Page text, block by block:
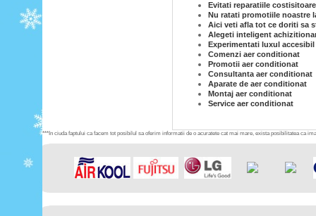
Evitati reparatiile
Nu ratati promotiile noastre
Aici veti afla tot ce doriti sa
Alegeti inteligent
Experimentati luxul
Comenzi aer conditionat
Promotii aer conditionat
Consultanta aer conditionat
Aparate de aer conditionat
Montaj aer conditionat
Service aer conditionat
***In ciuda faptului ca facem tot posibilul sa oferim informatii de o acuratete cat mai mare, exista posibilitatea ca